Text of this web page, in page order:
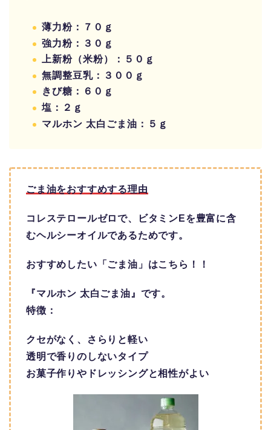
薄力粉：７０ｇ
強力粉：３０ｇ
上新粉（米粉）：５０ｇ
無調整豆乳：３００ｇ
きび糖：６０ｇ
塩：２ｇ
マルホン 太白ごま油：５ｇ
ごま油をおすすめする理由
コレステロールゼロで、ビタミンEを豊富に含
むヘルシーオイルであるためです。
おすすめしたい「ごま油」はこちら！！
『マルホン 太白ごま油』です。
特徴：
クセがなく、さらりと軽い
透明で香りのしないタイプ
お菓子作りやドレッシングと相性がよい